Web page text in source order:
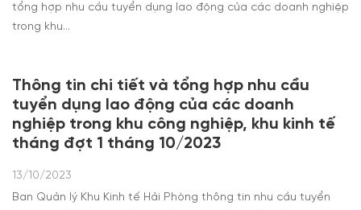
tổng hợp nhu cầu tuyển dụng lao động của các doanh nghiệp
trong khu…
Thông tin chi tiết và tổng hợp nhu cầu
tuyển dụng lao động của các doanh
nghiệp trong khu công nghiệp, khu kinh tế
tháng đợt 1 tháng 10/2023
13/10/2023
Ban Quản lý Khu Kinh tế Hải Phòng thông tin nhu cầu tuyển